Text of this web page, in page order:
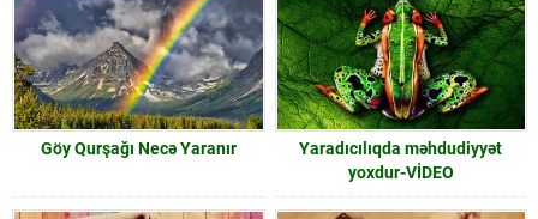
Göy Qurşağı Necə Yaranır
Yaradıcılıqda məhdudiyyət
yoxdur-VİDEO